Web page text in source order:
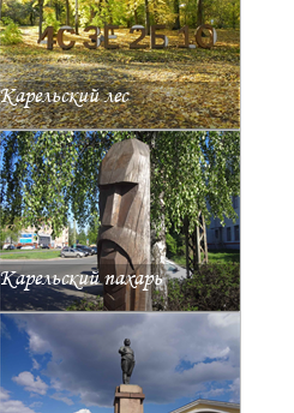
Карельский лес
Карельский пахарь